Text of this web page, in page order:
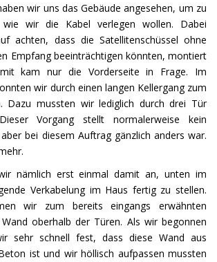
wir uns das Gebäude angesehen, um zu
wir die Kabel verlegen wollen. Dabei
achten, dass die Satellitenschüssel ohne
Empfang beeinträchtigen könnten, montiert
kam nur die Vorderseite in Frage. Im
wir durch einen langen Kellergang zum
Dazu mussten wir lediglich durch drei Tür
Vorgang stellt normalerweise kein
bei diesem Auftrag gänzlich anders war.
nämlich erst einmal damit an, unten im
Verkabelung im Haus fertig zu stellen.
wir zum bereits eingangs erwähnten
oberhalb der Türen. Als wir begonnen
sehr schnell fest, dass diese Wand aus
ist und wir höllisch aufpassen mussten